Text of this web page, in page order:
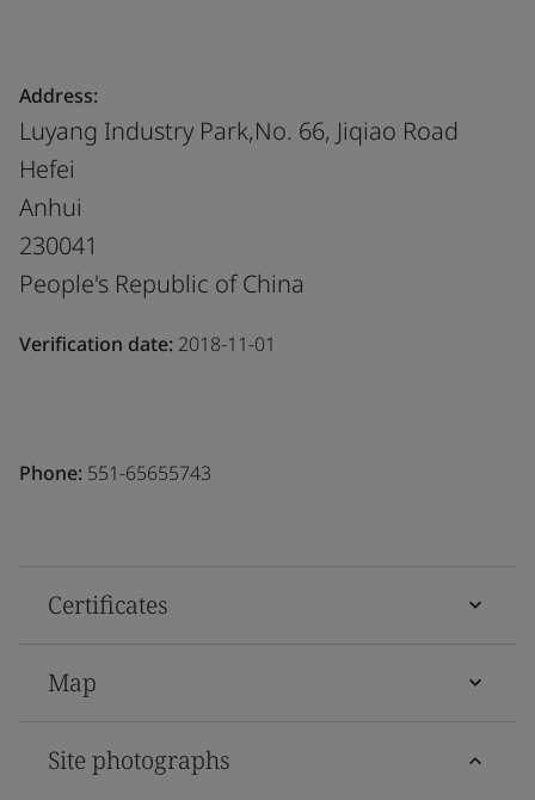
Address:
Luyang Industry Park,No. 66, Jiqiao Road
Hefei
Anhui
230041
People's Republic of China
Verification date: 2018-11-01
Phone: 551-65655743
Certificates
Map
Site photographs